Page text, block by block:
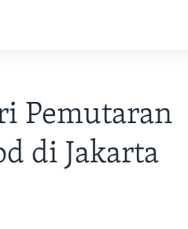
Pemutaran
di Jakarta